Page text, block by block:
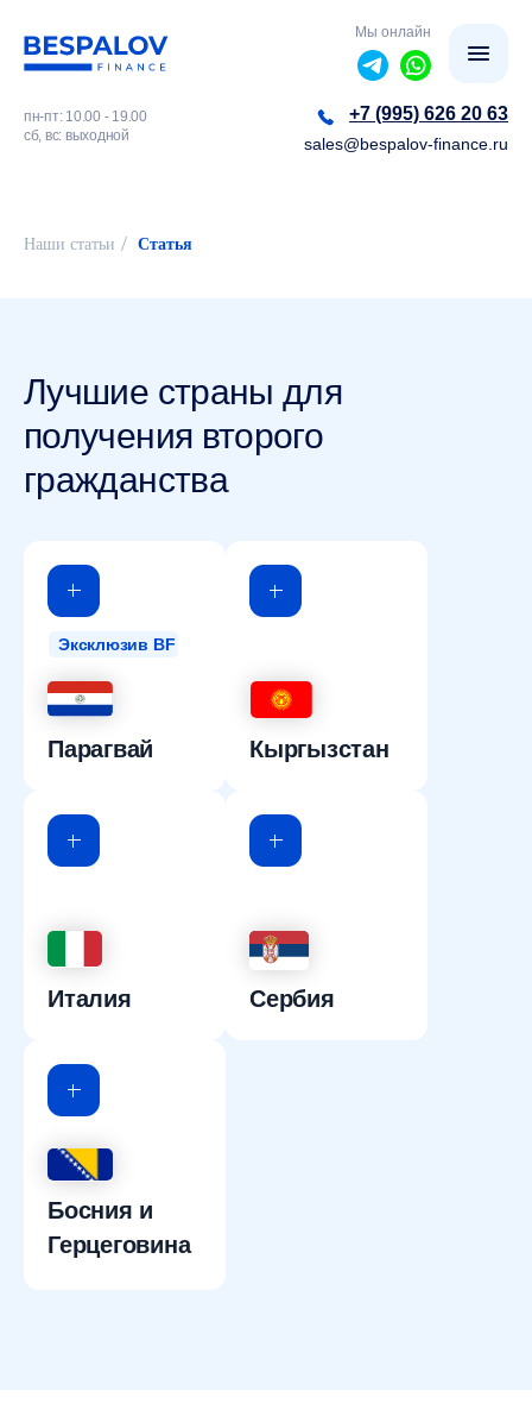
sales@bespalov-finance.ru
+7 (995) 626 20 63
Мы онлайн
пн-пт: 10.00 - 19.00
сб, вс: выходной
Наши статьи / Статья
Лучшие страны для
получения второго
гражданства
Эксклюзив BF
Парагвай Кыргызстан
Италия Сербия
Босния и
Герцеговина